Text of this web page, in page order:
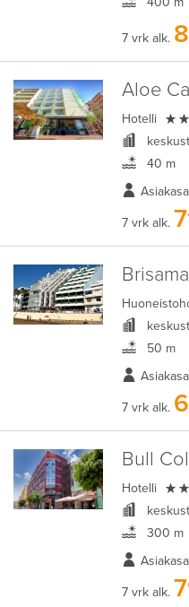
7 vrk alk.
Aloe
Hotelli
40 m
7 vrk alk.
50 m
7 vrk alk.
Bull
Hotelli
300 m
7 vrk alk.